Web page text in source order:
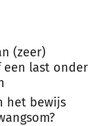
(zeer)
een last onder
het bewijs